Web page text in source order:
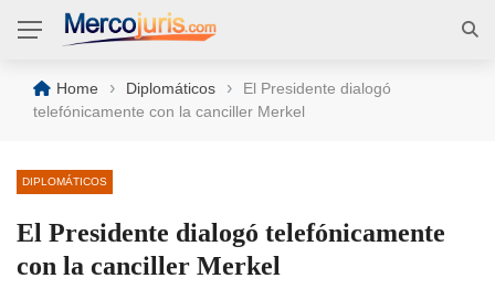
Home › Diplomáticos ›
El Presidente dialogó
telefónicamente con la canciller Merkel
DIPLOMÁTICOS
El Presidente dialogó telefónicamente
con la canciller Merkel